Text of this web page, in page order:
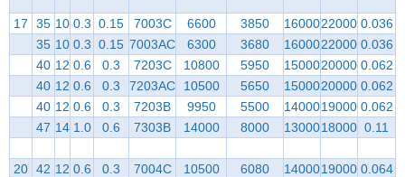
17 35 10 0.3 0.15 7003C 6600 3850 1600022000 0.036
35 10 0.3 0.15 7003AC 6300 3680 1600022000 0.036
40 12 0.6 0.3 7203C 10800 5950 1500020000 0.062
40 12 0.6 0.3 7203AC 10500 5650 1500020000 0.062
40 12 0.6 0.3 7203B 9950 5500 1400019000 0.062
47 14 1.0 0.6 7303B 14000 8000 1300018000 0.11
20 42 12 0.6 0.3 7004C 10500 6080 1400019000 0.064